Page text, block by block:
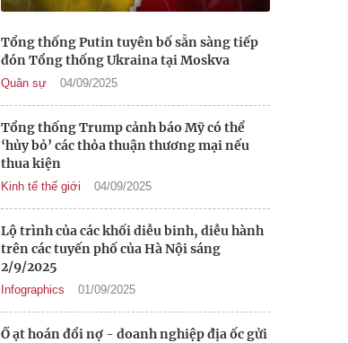
Tổng thống Putin tuyên bố sẵn sàng tiếp
đón Tổng thống Ukraina tại Moskva
Quân sự 04/09/2025
Tổng thống Trump cảnh báo Mỹ có thể
‘hủy bỏ’ các thỏa thuận thương mại nếu
thua kiện
Kinh tế thế giới 04/09/2025
Lộ trình của các khối diễu binh, diễu hành
trên các tuyến phố của Hà Nội sáng
2/9/2025
Infographics 01/09/2025
Ồ ạt hoán đổi nợ - doanh nghiệp địa ốc gửi